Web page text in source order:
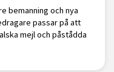
bemanning och nya
passar på att
mejl och påstådda